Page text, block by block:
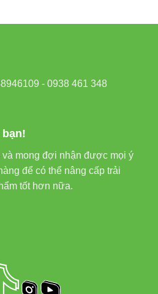
và mong đợi nhận được mọi ý
để có thể nâng cấp trải
tốt hơn nữa.
- 0938 461 348